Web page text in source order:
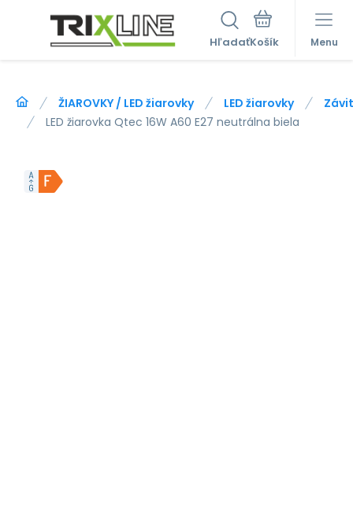
Hľadať Menu
ŽIAROVKY / LED žiarovky LED žiarovky
LED žiarovka Qtec 16W A60 E27 neutrálna biela